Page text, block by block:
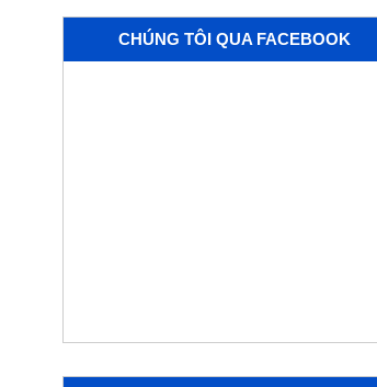
CHÚNG TÔI QUA FACEBOOK